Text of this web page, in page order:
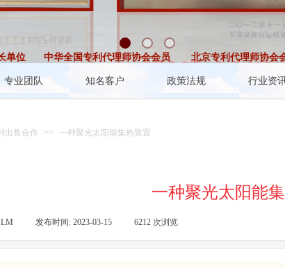
位 中华全国专利代理师协会会员 北京专利代理师协会会
专业团队 知名客户 政策法规 行业资
出售合作 >> 一种聚光太阳能集热装置
一种聚光太阳能
发布时间: 2023-03-15 6212 次浏览